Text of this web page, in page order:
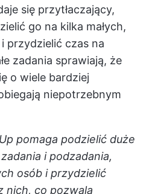
się przytłaczający,
go na kilka małych,
przydzielić czas na
zadania sprawiają, że
o wiele bardziej
niepotrzebnym
pomaga podzielić duże
i podzadania,
osób i przydzielić
nich, co pozwala